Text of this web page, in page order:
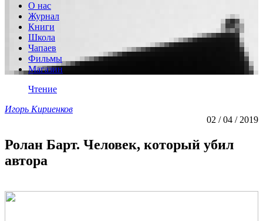
О нас
Журнал
Книги
Школа
Чапаев
Фильмы
Магазин
Чтение
Игорь Кириенков
02 / 04 / 2019
Ролан Барт. Человек, который убил
автора